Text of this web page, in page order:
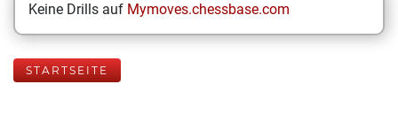
Keine Drills auf Mymoves.chessbase.com
STARTSEITE